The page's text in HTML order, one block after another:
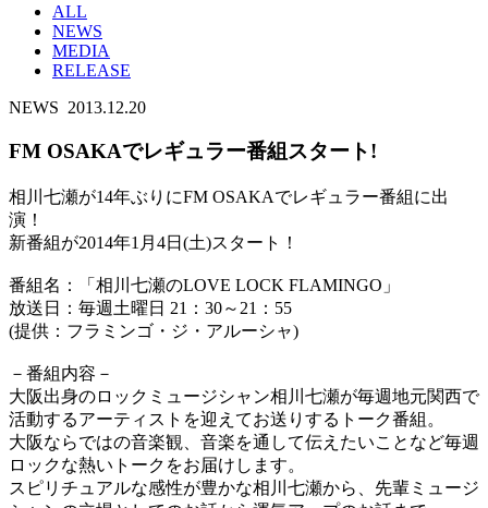
ALL
NEWS
MEDIA
RELEASE
NEWS 2013.12.20
FM OSAKAでレギュラー番組スタート!
相川七瀬が14年ぶりにFM OSAKAでレギュラー番組に出
演！
新番組が2014年1月4日(土)スタート！
番組名：「相川七瀬のLOVE LOCK FLAMINGO」
放送日：毎週土曜日 21：30～21：55
(提供：フラミンゴ・ジ・アルーシャ)
－番組内容－
大阪出身のロックミュージシャン相川七瀬が毎週地元関西で
活動するアーティストを迎えてお送りするトーク番組。
大阪ならではの音楽観、音楽を通して伝えたいことなど毎週
ロックな熱いトークをお届けします。
スピリチュアルな感性が豊かな相川七瀬から、先輩ミュージ